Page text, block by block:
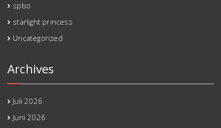
spbo
starlight princess
Uncategorized
Archives
Juli 2026
Juni 2026